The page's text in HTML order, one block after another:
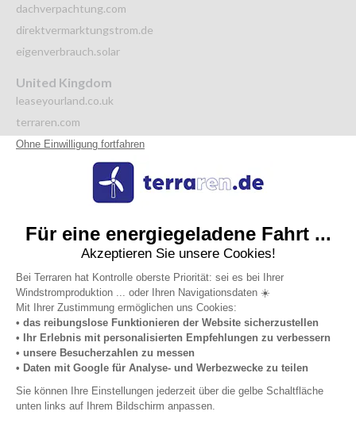
dachverpachtung.com
direktvermarktungstrom.de
eigenverbrauch.solar
United Kingdom
leaseyourland.co.uk
terraren.com
autoproduzione.solar
affittoterreno.solar
grondverpachten.nl
DatenschutzrichtlinieAllgemeine
ImpressumÜber